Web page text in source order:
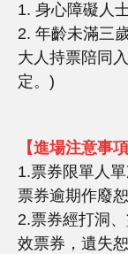
1. 身心障礙人
2. 年齡未滿三
大人持票陪同
定。)
【進場注意事項
1.票券限單人
票券逾期作廢
2.票券經打洞
效票券，遺失恕